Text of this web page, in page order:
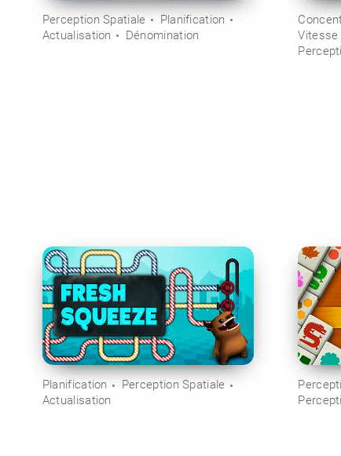
Perception Spatiale
Planification
Actualisation
Dénomination
Vitesse
Planification
Perception Spatiale
Actualisation